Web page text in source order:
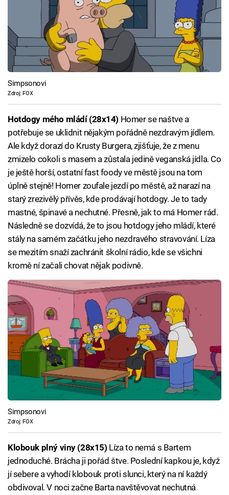
Simpsonovi
Zdroj: FOX
Hotdogy mého mládí (28x14) Homer se naštve a
potřebuje se uklidnit nějakým pořádně nezdravým jídlem.
Ale když dorazí do Krusty Burgera, zjišťuje, že z menu
zmizelo cokoli s masem a zůstala jedině veganská jídla. Co
je ještě horší, ostatní fast foody ve městě jsou na tom
úplně stejně! Homer zoufale jezdí po městě, až narazí na
starý zrezivělý přívěs, kde prodávají hotdogy. Je to tady
mastné, špinavé a nechutné. Přesně, jak to má Homer rád.
Následně se dozvídá, že to jsou hotdogy jeho mládí, které
stály na samém začátku jeho nezdravého stravování. Líza
se mezitím snaží zachránit školní rádio, kde se všichni
kromě ní začali chovat nějak podivně.
Simpsonovi
Zdroj: FOX
Klobouk plný viny (28x15) Líza to nemá s Bartem
jednoduché. Brácha ji pořád štve. Poslední kapkou je, když
jí sebere a vyhodí klobouk proti slunci, který na ní každý
obdivoval. V noci začne Barta navštěvovat nechutná